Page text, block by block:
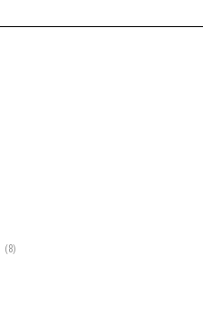
(8)